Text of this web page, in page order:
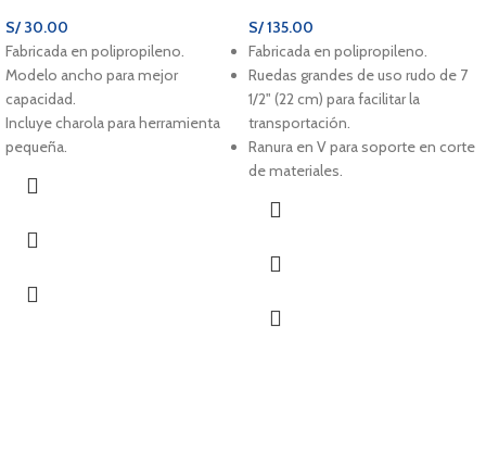
S/ 30.00
Fabricada en polipropileno.
Modelo ancho para mejor
capacidad.
Incluye charola para herramienta
pequeña.
S/135.00
Fabricada en polipropileno.
Ruedas grandes de uso rudo de 7
1/2" (22 cm) para facilitar la
transportación.
Ranura en V para soporte en corte
de materiales.